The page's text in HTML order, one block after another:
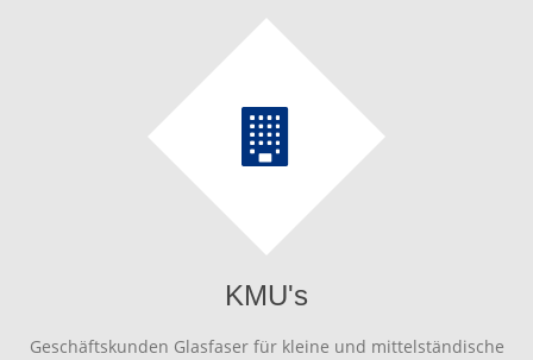
KMU's
Geschäftskunden Glasfaser für kleine und mittelständische